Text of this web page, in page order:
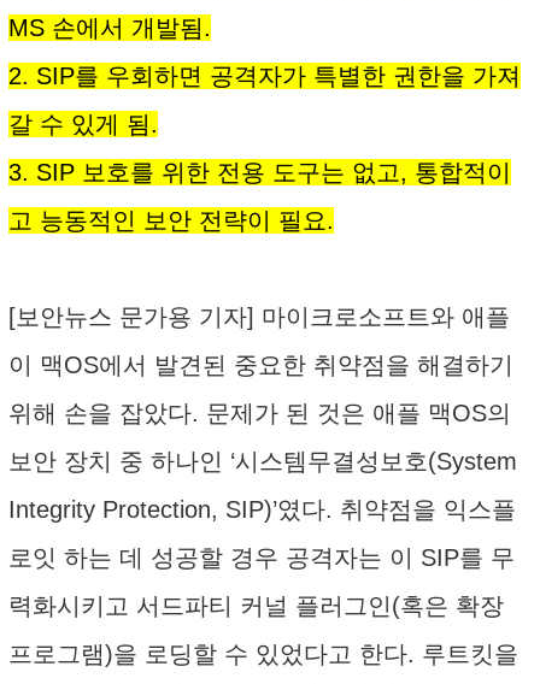
MS 손에서 개발됨.
2. SIP를 우회하면 공격자가 특별한 권한을 가져
갈 수 있게 됨.
3. SIP 보호를 위한 전용 도구는 없고, 통합적이
고 능동적인 보안 전략이 필요.
[보안뉴스 문가용 기자] 마이크로소프트와 애플
이 맥OS에서 발견된 중요한 취약점을 해결하기
위해 손을 잡았다. 문제가 된 것은 애플 맥OS의
보안 장치 중 하나인 ‘시스템무결성보호(System
Integrity Protection, SIP)’였다. 취약점을 익스플
로잇 하는 데 성공할 경우 공격자는 이 SIP를 무
력화시키고 서드파티 커널 플러그인(혹은 확장
프로그램)을 로딩할 수 있었다고 한다. 루트킷을